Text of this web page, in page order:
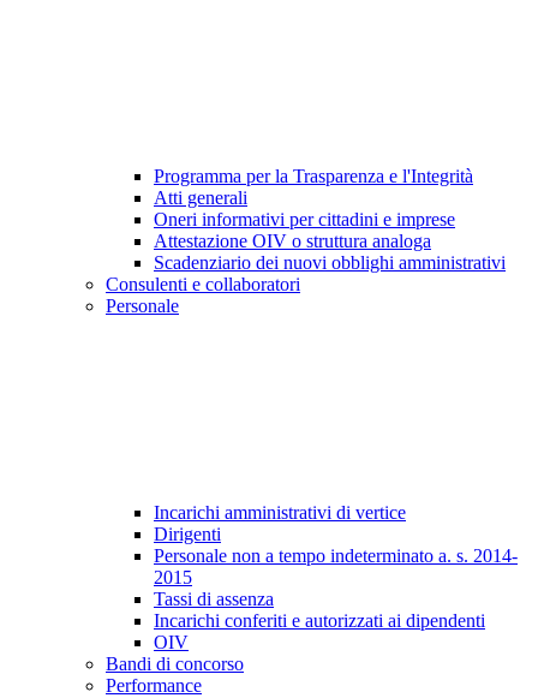
Programma per la Trasparenza e l'Integrità
Atti generali
Oneri informativi per cittadini e imprese
Attestazione OIV o struttura analoga
Scadenziario dei nuovi obblighi amministrativi
Consulenti e collaboratori
Personale
Incarichi amministrativi di vertice
Dirigenti
Personale non a tempo indeterminato a. s. 2014-
2015
Tassi di assenza
Incarichi conferiti e autorizzati ai dipendenti
OIV
Bandi di concorso
Performance